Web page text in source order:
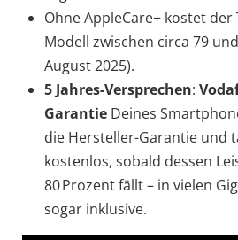
Ohne AppleCare+ kostet der
Modell zwischen circa 79
August 2025).
5 Jahres-Versprechen:
Garantie Deines
die Hersteller-Garantie und
kostenlos, sobald dessen
80 Prozent fällt – in vielen
sogar inklusive.